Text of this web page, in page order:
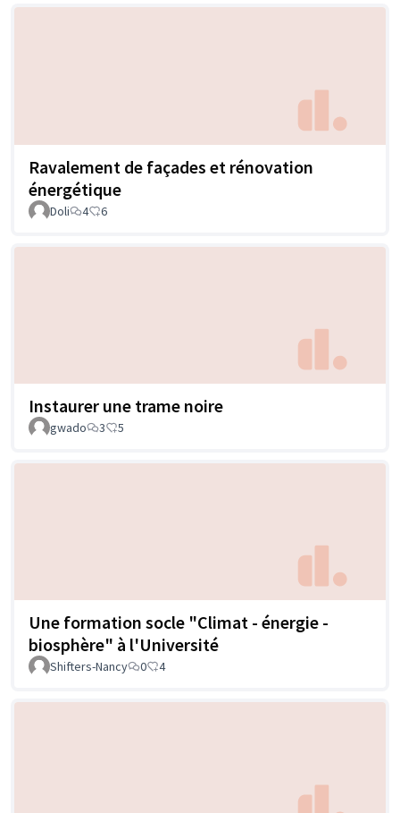
Ravalement de façades et rénovation
énergétique
Doli 4 6
Instaurer une trame noire
gwado 3 5
Une formation socle "Climat - énergie -
biosphère" à l'Université
Shifters-Nancy 0 4